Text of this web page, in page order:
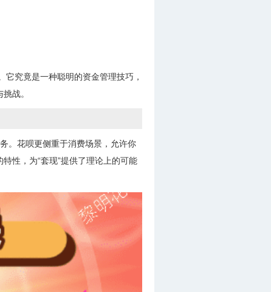
究竟是一种聪明的资金管理技巧，
战。
。花呗更侧重于消费场景，允许你
性，为“套现”提供了理论上的可能